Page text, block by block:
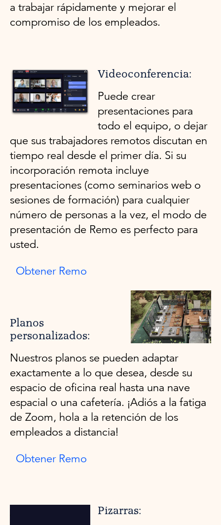
a trabajar rápidamente y mejorar el
compromiso de los empleados.
Videoconferencia:
Puede crear
presentaciones para
todo el equipo, o dejar
que sus trabajadores remotos discutan en
tiempo real desde el primer día. Si su
incorporación remota incluye
presentaciones (como seminarios web o
sesiones de formación) para cualquier
número de personas a la vez, el modo de
presentación de Remo es perfecto para
usted.
Obtener Remo
Planos
personalizados:
Nuestros planos se pueden adaptar
exactamente a lo que desea, desde su
espacio de oficina real hasta una nave
espacial o una cafetería. ¡Adiós a la fatiga
de Zoom, hola a la retención de los
empleados a distancia!
Obtener Remo
Pizarras: